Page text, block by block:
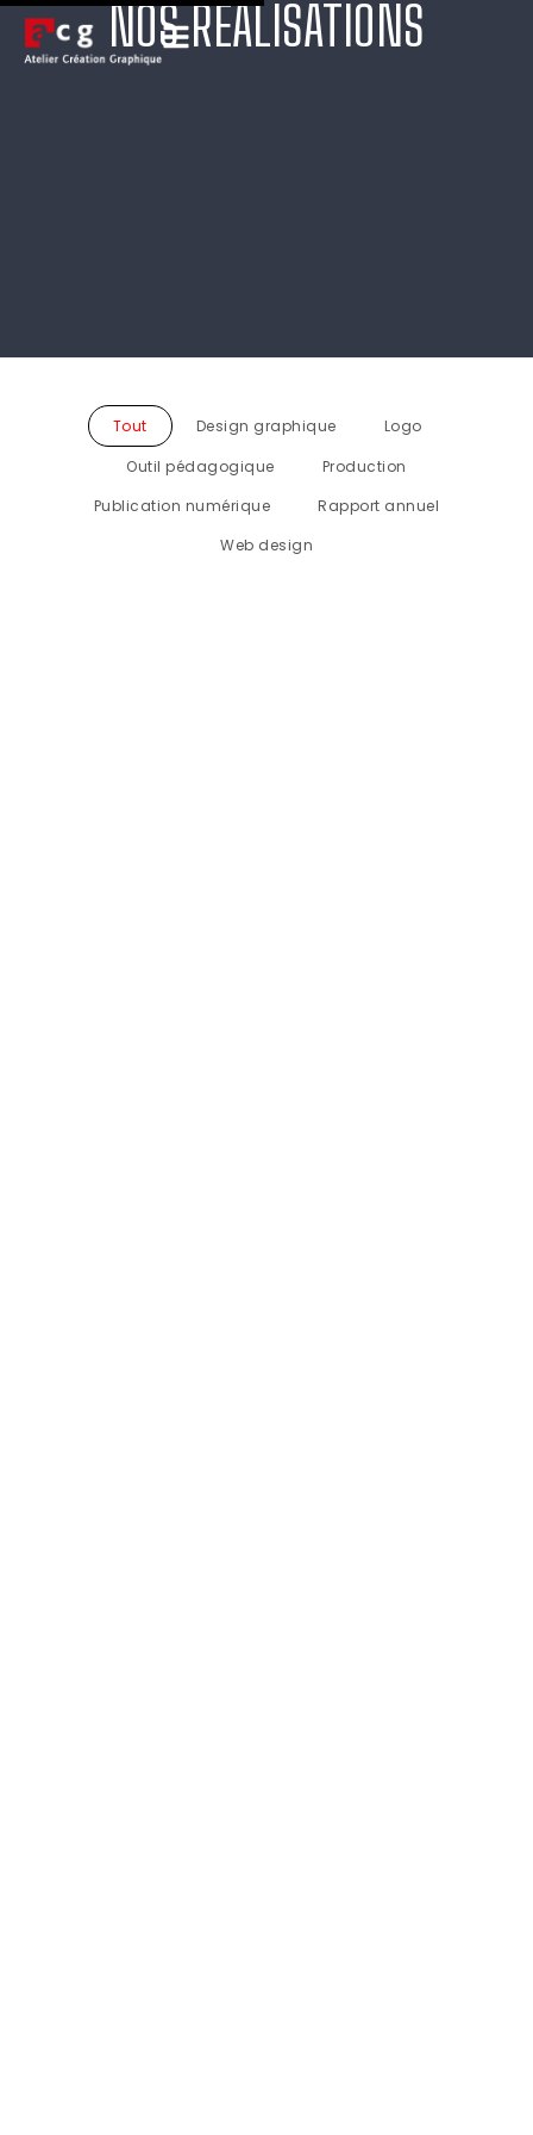
NOS RÉALISATIONS
Tout Design graphique
Logo
Outil pédagogique
Production
Publication numérique
Rapport annuel
Web design